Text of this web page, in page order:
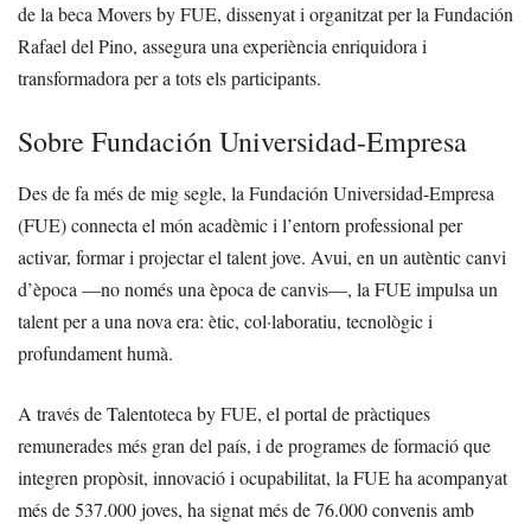
de la beca Movers by FUE, dissenyat i organitzat per la Fundación
Rafael del Pino, assegura una experiència enriquidora i
transformadora per a tots els participants.
Sobre Fundación Universidad-Empresa
Des de fa més de mig segle, la Fundación Universidad-Empresa
(FUE) connecta el món acadèmic i l’entorn professional per
activar, formar i projectar el talent jove. Avui, en un autèntic canvi
d’època —no només una època de canvis—, la FUE impulsa un
talent per a una nova era: ètic, col·laboratiu, tecnològic i
profundament humà.
A través de Talentoteca by FUE, el portal de pràctiques
remunerades més gran del país, i de programes de formació que
integren propòsit, innovació i ocupabilitat, la FUE ha acompanyat
més de 537.000 joves, ha signat més de 76.000 convenis amb